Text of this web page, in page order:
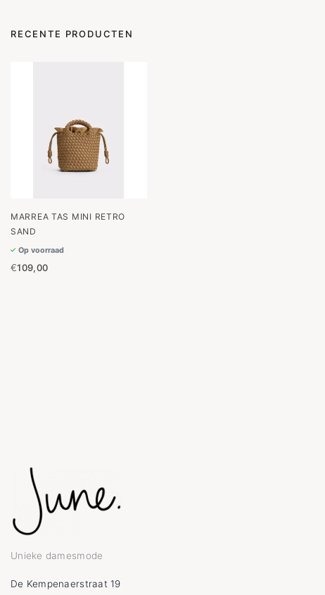
RECENTE PRODUCTEN
MARREA TAS MINI RETRO
SAND
Op voorraad
€109,00
Unieke damesmode
De Kempenaerstraat 19